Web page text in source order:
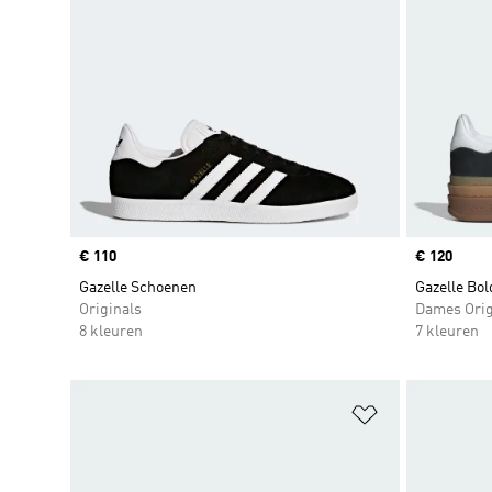
Price
€ 110
Gazelle Schoenen
Originals
8 kleuren
Price
€ 120
Gazelle
Dames
7 kleuren